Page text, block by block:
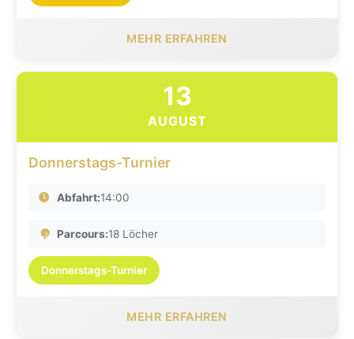
MEHR ERFAHREN
13
AUGUST
Donnerstags-Turnier
Abfahrt:14:00
Parcours:18 Löcher
Donnerstags-Turnier
MEHR ERFAHREN